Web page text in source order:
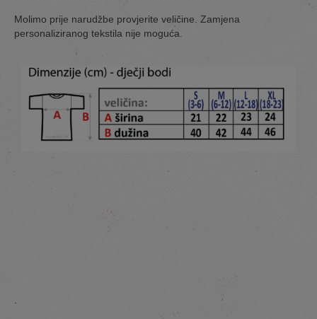
Molimo prije narudžbe provjerite veličine. Zamjena
personaliziranog tekstila nije moguća.